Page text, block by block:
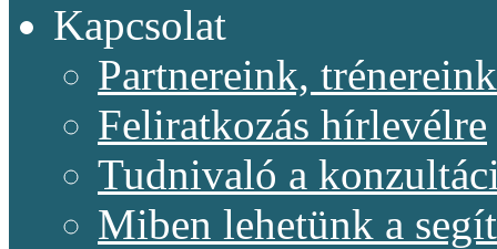
Kapcsolat
Partnereink, trénereink
Feliratkozás hírlevélre
Tudnivaló a
Miben lehetünk a